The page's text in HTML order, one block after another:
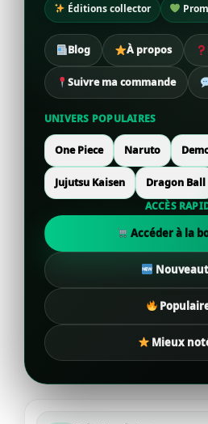
Éditions collector
Blog À propos
Suivre ma commande
UNIVERS POPULAIRES
One Piece Naruto
Jujutsu Kaisen Dragon Ball
ACCÈS
Accéder à la
Mieux